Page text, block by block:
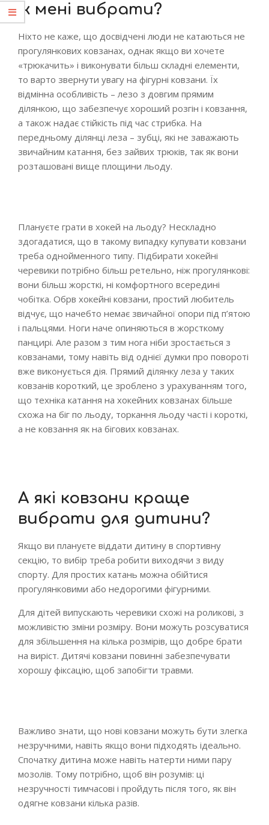
ж мені вибрати?
Ніхто не каже, що досвідчені люди не катаються не
прогулянкових ковзанах, однак якщо ви хочете
«трюкачить» і виконувати більш складні елементи,
то варто звернути увагу на фігурні ковзани. Їх
відмінна особливість – лезо з довгим прямим
ділянкою, що забезпечує хороший розгін і ковзання,
а також надає стійкість під час стрибка. На
передньому ділянці леза – зубці, які не заважають
звичайним катання, без зайвих трюків, так як вони
розташовані вище площини льоду.
Плануєте грати в хокей на льоду? Нескладно
здогадатися, що в такому випадку купувати ковзани
треба однойменного типу. Підбирати хокейні
черевики потрібно більш ретельно, ніж прогулянкові:
вони більш жорсткі, ні комфортного всередині
чобітка. Обрв хокейні ковзани, простий любитель
відчує, що начебто немає звичайної опори під п’ятою
і пальцями. Ноги наче опиняються в жорсткому
панцирі. Але разом з тим нога ніби зростається з
ковзанами, тому навіть від однієї думки про повороті
вже виконується дія. Прямий ділянку леза у таких
ковзанів короткий, це зроблено з урахуванням того,
що техніка катання на хокейних ковзанах більше
схожа на біг по льоду, торкання льоду часті і короткі,
а не ковзання як на бігових ковзанах.
А які ковзани краще
вибрати для дитини?
Якщо ви плануєте віддати дитину в спортивну
секцію, то вибір треба робити виходячи з виду
спорту. Для простих катань можна обійтися
прогулянковими або недорогими фігурними.
Для дітей випускають черевики схожі на роликові, з
можливістю зміни розміру. Вони можуть розсуватися
для збільшення на кілька розмірів, що добре брати
на виріст. Дитячі ковзани повинні забезпечувати
хорошу фіксацію, щоб запобігти травми.
Важливо знати, що нові ковзани можуть бути злегка
незручними, навіть якщо вони підходять ідеально.
Спочатку дитина може навіть натерти ними пару
мозолів. Тому потрібно, щоб він розумів: ці
незручності тимчасові і пройдуть після того, як він
одягне ковзани кілька разів.